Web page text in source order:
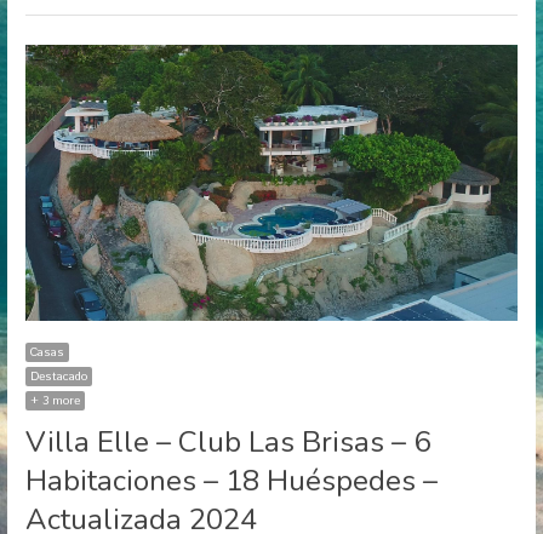
Casas
Destacado
+ 3 more
Villa Elle – Club Las Brisas – 6
Habitaciones – 18 Huéspedes –
Actualizada 2024